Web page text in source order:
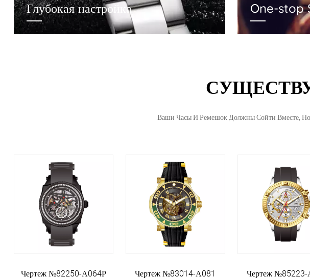
Глубокая настройка One-stop
Ваши Часы И Ремешок Должны Сойти Вместе,
Чертеж №82250-А064Р
Чертеж №83014-А081 Чертеж